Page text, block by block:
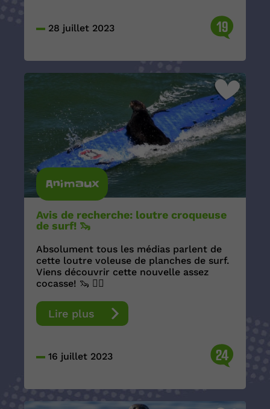
28 juillet 2023 19
Animaux
Avis de recherche: loutre croqueuse
de surf! 🦦
Absolument tous les médias parlent de
cette loutre voleuse de planches de surf.
Viens découvrir cette nouvelle assez
cocasse! 🦦 🏄‍♂️
Lire plus
16 juillet 2023 24